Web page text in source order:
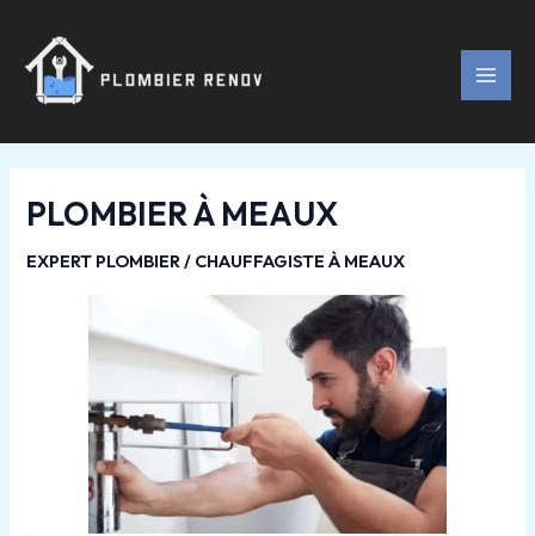
contenu
PLOMBIER À MEAUX
EXPERT PLOMBIER / CHAUFFAGISTE À MEAUX
articles